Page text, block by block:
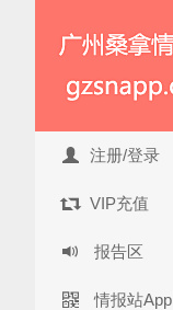
注册/登录
VIP充值
报告区
情报站App